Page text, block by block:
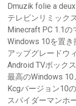
Dmuzik folie a
テレビンリミック
Minecraft PC 1.1
Windows 10を置き
アップグレードウ
Android TVボック
最高のWindows
Kcgバージョン10
スパイダーマンホ